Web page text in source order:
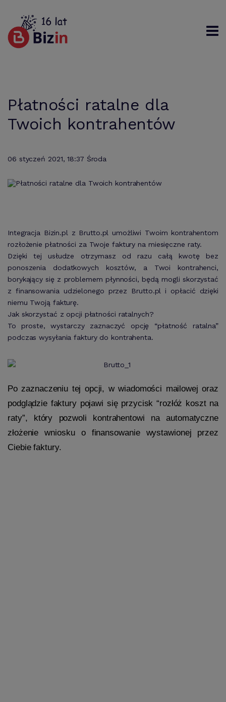
Płatności ratalne dla
Twoich kontrahentów
06 styczeń 2021, 18:37 Środa
Integracja Bizin.pl z Brutto.pl umożliwi Twoim kontrahentom
rozłożenie płatności za Twoje faktury na miesięczne raty.
Dzięki tej usłudze otrzymasz od razu całą kwotę bez
ponoszenia dodatkowych kosztów, a Twoi kontrahenci,
borykający się z problemem płynności, będą mogli skorzystać
z finansowania udzielonego przez Brutto.pl i opłacić dzięki
niemu Twoją fakturę.
Jak skorzystać z opcji płatności ratalnych?
To proste, wystarczy zaznaczyć opcję “płatność ratalna”
podczas wysyłania faktury do kontrahenta.
Po zaznaczeniu tej opcji, w wiadomości mailowej oraz
podglądzie faktury pojawi się przycisk “rozłóż koszt na
raty”, który pozwoli kontrahentowi na automatyczne
złożenie wniosku o finansowanie wystawionej przez
Ciebie faktury.